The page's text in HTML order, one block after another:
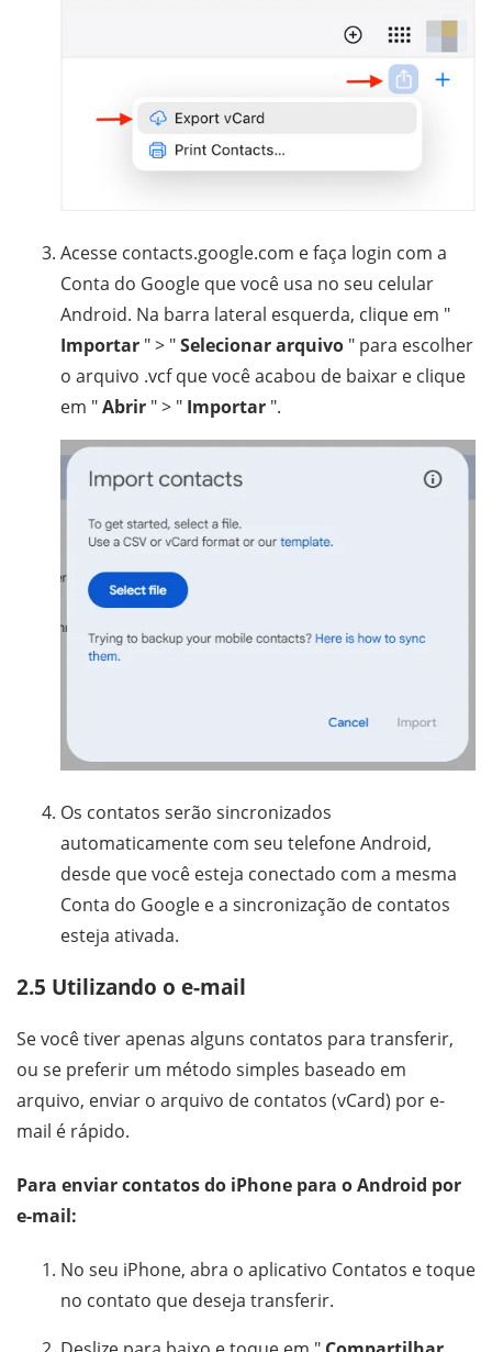
Acesse contacts.google.com e faça login com a
Conta do Google que você usa no seu celular
Android. Na barra lateral esquerda, clique em "
Importar " > "Selecionar arquivo " para escolher
o arquivo .vcf que você acabou de baixar e clique
em "Abrir " > " Importar ".
Os contatos serão sincronizados
automaticamente com seu telefone Android,
desde que você esteja conectado com a mesma
Conta do Google e a sincronização de contatos
esteja ativada.
2.5 Utilizando o e-mail
Se você tiver apenas alguns contatos para transferir,
ou se preferir um método simples baseado em
arquivo, enviar o arquivo de contatos (vCard) por e-
mail é rápido.
Para enviar contatos do iPhone para o Android por
e-mail:
No seu iPhone, abra o aplicativo Contatos e toque
no contato que deseja transferir.